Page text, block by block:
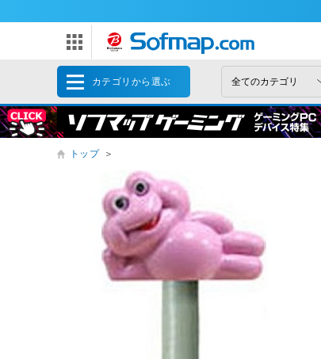
カテゴリから選ぶ
トップ ＞